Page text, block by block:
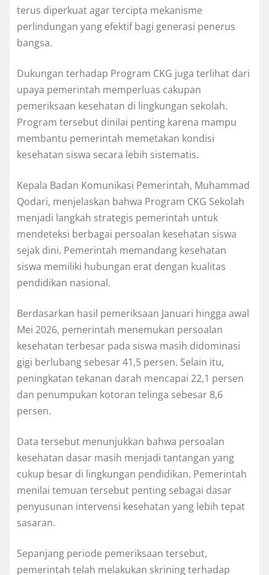
terus diperkuat agar tercipta mekanisme
perlindungan yang efektif bagi generasi penerus
bangsa.
Dukungan terhadap Program CKG juga terlihat dari
upaya pemerintah memperluas cakupan
pemeriksaan kesehatan di lingkungan sekolah.
Program tersebut dinilai penting karena mampu
membantu pemerintah memetakan kondisi
kesehatan siswa secara lebih sistematis.
Kepala Badan Komunikasi Pemerintah, Muhammad
Qodari, menjelaskan bahwa Program CKG Sekolah
menjadi langkah strategis pemerintah untuk
mendeteksi berbagai persoalan kesehatan siswa
sejak dini. Pemerintah memandang kesehatan
siswa memiliki hubungan erat dengan kualitas
pendidikan nasional.
Berdasarkan hasil pemeriksaan Januari hingga awal
Mei 2026, pemerintah menemukan persoalan
kesehatan terbesar pada siswa masih didominasi
gigi berlubang sebesar 41,5 persen. Selain itu,
peningkatan tekanan darah mencapai 22,1 persen
dan penumpukan kotoran telinga sebesar 8,6
persen.
Data tersebut menunjukkan bahwa persoalan
kesehatan dasar masih menjadi tantangan yang
cukup besar di lingkungan pendidikan. Pemerintah
menilai temuan tersebut penting sebagai dasar
penyusunan intervensi kesehatan yang lebih tepat
sasaran.
Sepanjang periode pemeriksaan tersebut,
pemerintah telah melakukan skrining terhadap